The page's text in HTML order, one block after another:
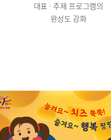
대표 · 주제 프로그램의
완성도 강화